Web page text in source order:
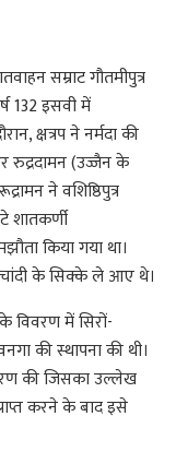
सम्राट गौतमीपुत्र
132 इसवी में
क्षत्रप ने नर्मदा की
रुद्रदामन (उज्जैन के
ने वशिष्ठिपुत्र
शातकर्णी
किया गया था।
के सिक्के ले आए थे।
विवरण में सिरों-
की स्थापना की थी।
की जिसका उल्लेख
करने के बाद इसे